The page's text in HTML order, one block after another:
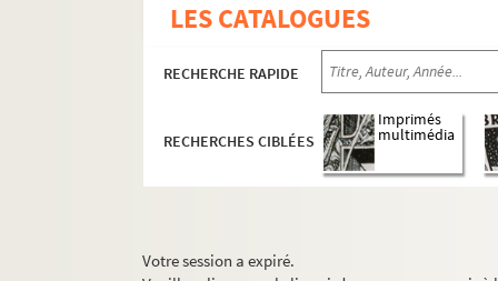
LES CATALOGUES
RECHERCHE RAPIDE
RECHERCHES CIBLÉES
Imprimés
multimédia
Votre session a expiré.